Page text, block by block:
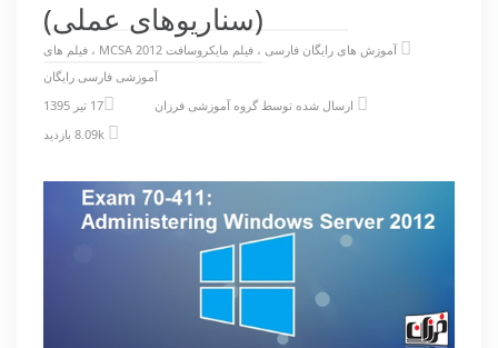
(سناریوهای عملی)
آموزش های رایگان فارسی ، فیلم مایکروسافت MCSA 2012 ، فیلم های
آموزشی فارسی رایگان
ارسال شده توسط گروه آموزشی فرزان
17 تیر 1395